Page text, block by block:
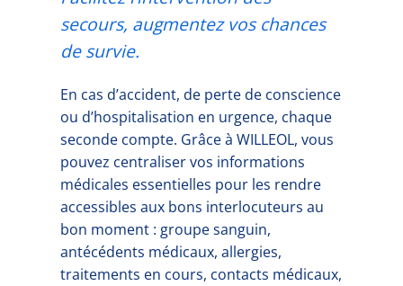
secours, augmentez vos chances
de survie.
En cas d’accident, de perte de conscience
ou d’hospitalisation en urgence, chaque
seconde compte. Grâce à WILLEOL, vous
pouvez centraliser vos informations
médicales essentielles pour les rendre
accessibles aux bons interlocuteurs au
bon moment : groupe sanguin,
antécédents médicaux, allergies,
traitements en cours, contacts médicaux,